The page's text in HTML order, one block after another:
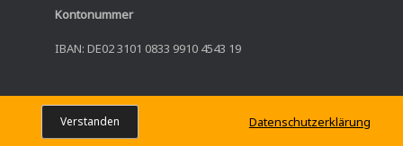
Kontonummer
IBAN: DE02 3101 0833 9910 4543 19
Verstanden Datenschutzerklärung